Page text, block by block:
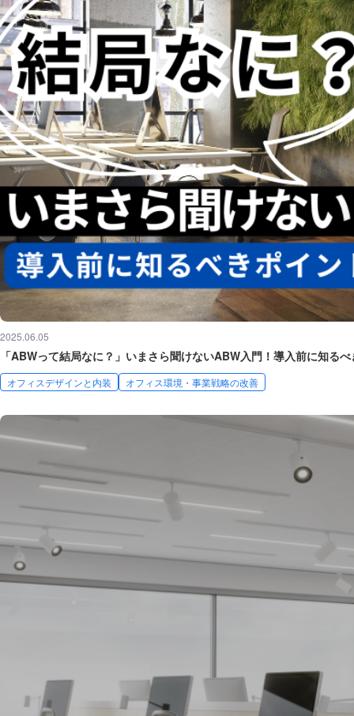
2025.06.05
「ABWって結局なに？」いまさら聞けないABW入門！導入前に知る
オフィスデザインと内装 オフィス環境・事業戦略の改善